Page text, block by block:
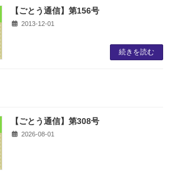
【ごとう通信】第156号
2013-12-01
続きを読む
【ごとう通信】第308号
2026-08-01